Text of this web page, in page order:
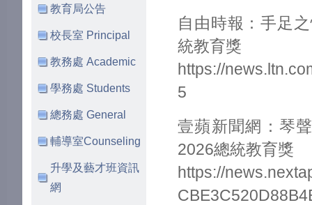
教育局公告
校長室 Principal
教務處 Academic
學務處 Students
總務處 General
輔導室Counseling
升學及藝才班資訊
網
自由時報：手足
統教育獎
https://
5
壹蘋新聞網：琴
2026總統教育獎
https://